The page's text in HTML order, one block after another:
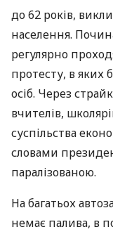
до 62 років,
населення.
регулярно
протесту, в яких
осіб. Через
вчителів,
суспільства
словами
паралізованою.
На багатьох
немає палива, в